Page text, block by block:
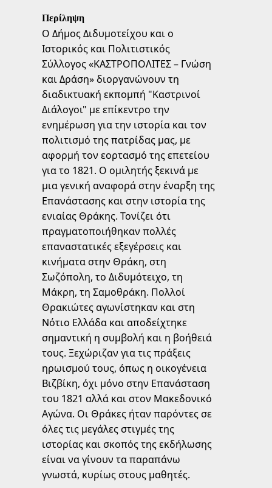
Περίληψη
Ο Δήμος Διδυμοτείχου και ο
Ιστορικός και Πολιτιστικός
Σύλλογος «ΚΑΣΤΡΟΠΟΛΙΤΕΣ – Γνώση
και Δράση» διοργανώνουν τη
διαδικτυακή εκπομπή "Καστρινοί
Διάλογοι" με επίκεντρο την
ενημέρωση για την ιστορία και τον
πολιτισμό της πατρίδας μας, με
αφορμή τον εορτασμό της επετείου
για το 1821. Ο ομιλητής ξεκινά με
μια γενική αναφορά στην έναρξη της
Επανάστασης και στην ιστορία της
ενιαίας Θράκης. Τονίζει ότι
πραγματοποιήθηκαν πολλές
επαναστατικές εξεγέρσεις και
κινήματα στην Θράκη, στη
Σωζόπολη, το Διδυμότειχο, τη
Μάκρη, τη Σαμοθράκη. Πολλοί
Θρακιώτες αγωνίστηκαν και στη
Νότιο Ελλάδα και αποδείχτηκε
σημαντική η συμβολή και η βοήθειά
τους. Ξεχώριζαν για τις πράξεις
ηρωισμού τους, όπως η οικογένεια
Βιζβίκη, όχι μόνο στην Επανάσταση
του 1821 αλλά και στον Μακεδονικό
Αγώνα. Οι Θράκες ήταν παρόντες σε
όλες τις μεγάλες στιγμές της
ιστορίας και σκοπός της εκδήλωσης
είναι να γίνουν τα παραπάνω
γνωστά, κυρίως στους μαθητές.